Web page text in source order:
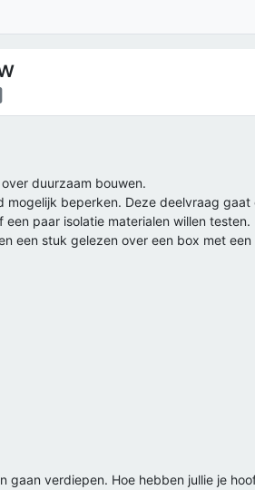
duurzaam bouwen.
beperken. Deze deelvraag
paar isolatie materialen willen testen.
een stuk gelezen over een box met
verdiepen. Hoe hebben jullie je